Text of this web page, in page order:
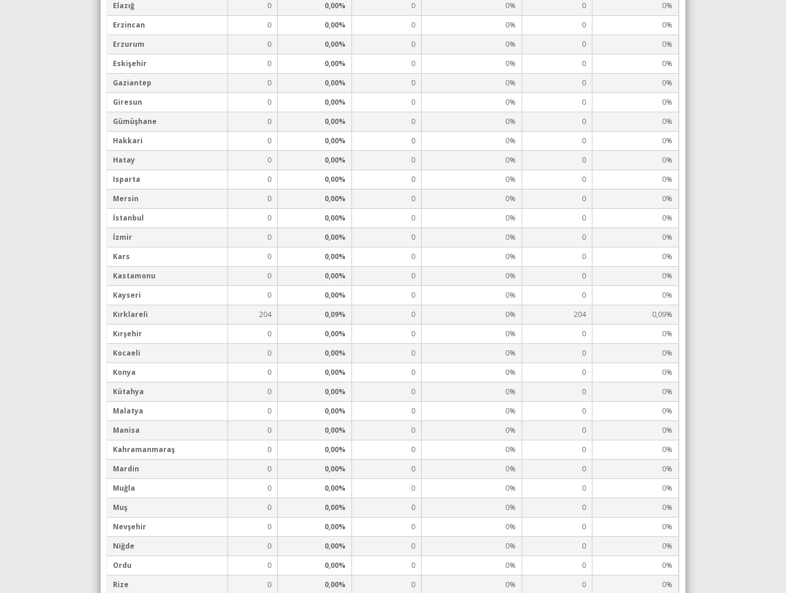
Elazığ
0 0,00% 0 0% 0
0%
Erzincan
0 0,00% 0 0% 0
0%
Erzurum
0 0,00% 0 0% 0
0%
Eskişehir
0 0,00% 0 0% 0
0%
Gaziantep
0 0,00% 0 0% 0
0%
Giresun
0 0,00% 0 0% 0
0%
Gümüşhane
0 0,00% 0 0% 0
0%
Hakkari
0 0,00% 0 0% 0
0%
Hatay
0 0,00% 0 0% 0
0%
Isparta
0 0,00% 0 0% 0
0%
Mersin
0 0,00% 0 0% 0
0%
İstanbul
0 0,00% 0 0% 0
0%
İzmir
0 0,00% 0 0% 0
0%
Kars
0 0,00% 0 0% 0
0%
Kastamonu
0 0,00% 0 0% 0
0%
Kayseri
0 0,00% 0 0% 0
0%
Kırklareli
204 0,09% 0 0% 204
0,09%
Kırşehir
0 0,00% 0 0% 0
0%
Kocaeli
0 0,00% 0 0% 0
0%
Konya
0 0,00% 0 0% 0
0%
Kütahya
0 0,00% 0 0% 0
0%
Malatya
0 0,00% 0 0% 0
0%
Manisa
0 0,00% 0 0% 0
0%
Kahramanmaraş
0 0,00% 0 0% 0
0%
Mardin
0 0,00% 0 0% 0
0%
Muğla
0 0,00% 0 0% 0
0%
Muş
0 0,00% 0 0% 0
0%
Nevşehir
0 0,00% 0 0% 0
0%
Niğde
0 0,00% 0 0% 0
0%
Ordu
0 0,00% 0 0% 0
0%
Rize
0 0,00% 0 0% 0
0%